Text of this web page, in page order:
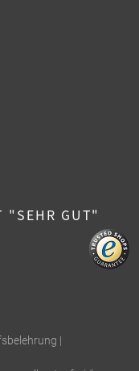
"SEHR GUT"